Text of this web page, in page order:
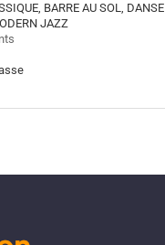
BARRE AU SOL, DANSE
JAZZ